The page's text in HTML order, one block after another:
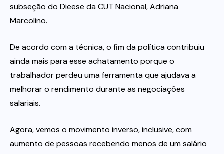
subseção do Dieese da CUT Nacional, Adriana
Marcolino.
De acordo com a técnica, o fim da política contribuiu
ainda mais para esse achatamento porque o
trabalhador perdeu uma ferramenta que ajudava a
melhorar o rendimento durante as negociações
salariais.
Agora, vemos o movimento inverso, inclusive, com
aumento de pessoas recebendo menos de um salário